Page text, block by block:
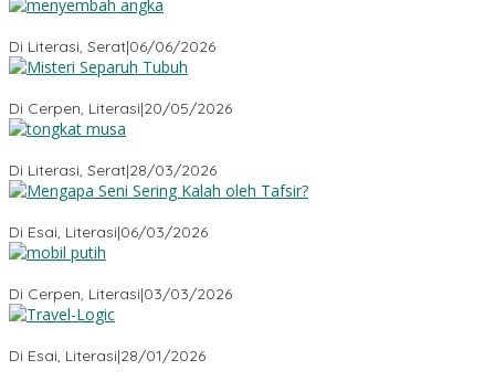
Di Literasi, Serat|06/06/2026
Di Cerpen, Literasi|20/05/2026
Di Literasi, Serat|28/03/2026
Di Esai, Literasi|06/03/2026
Di Cerpen, Literasi|03/03/2026
Di Esai, Literasi|28/01/2026